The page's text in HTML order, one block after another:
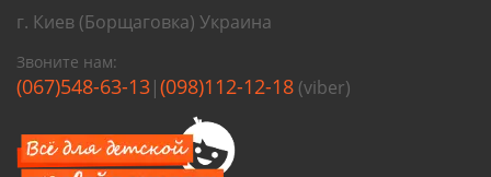
г. Киев (Борщаговка) Украина
Звоните нам:
(067)548-63-13|(098)112-12-18 (viber)